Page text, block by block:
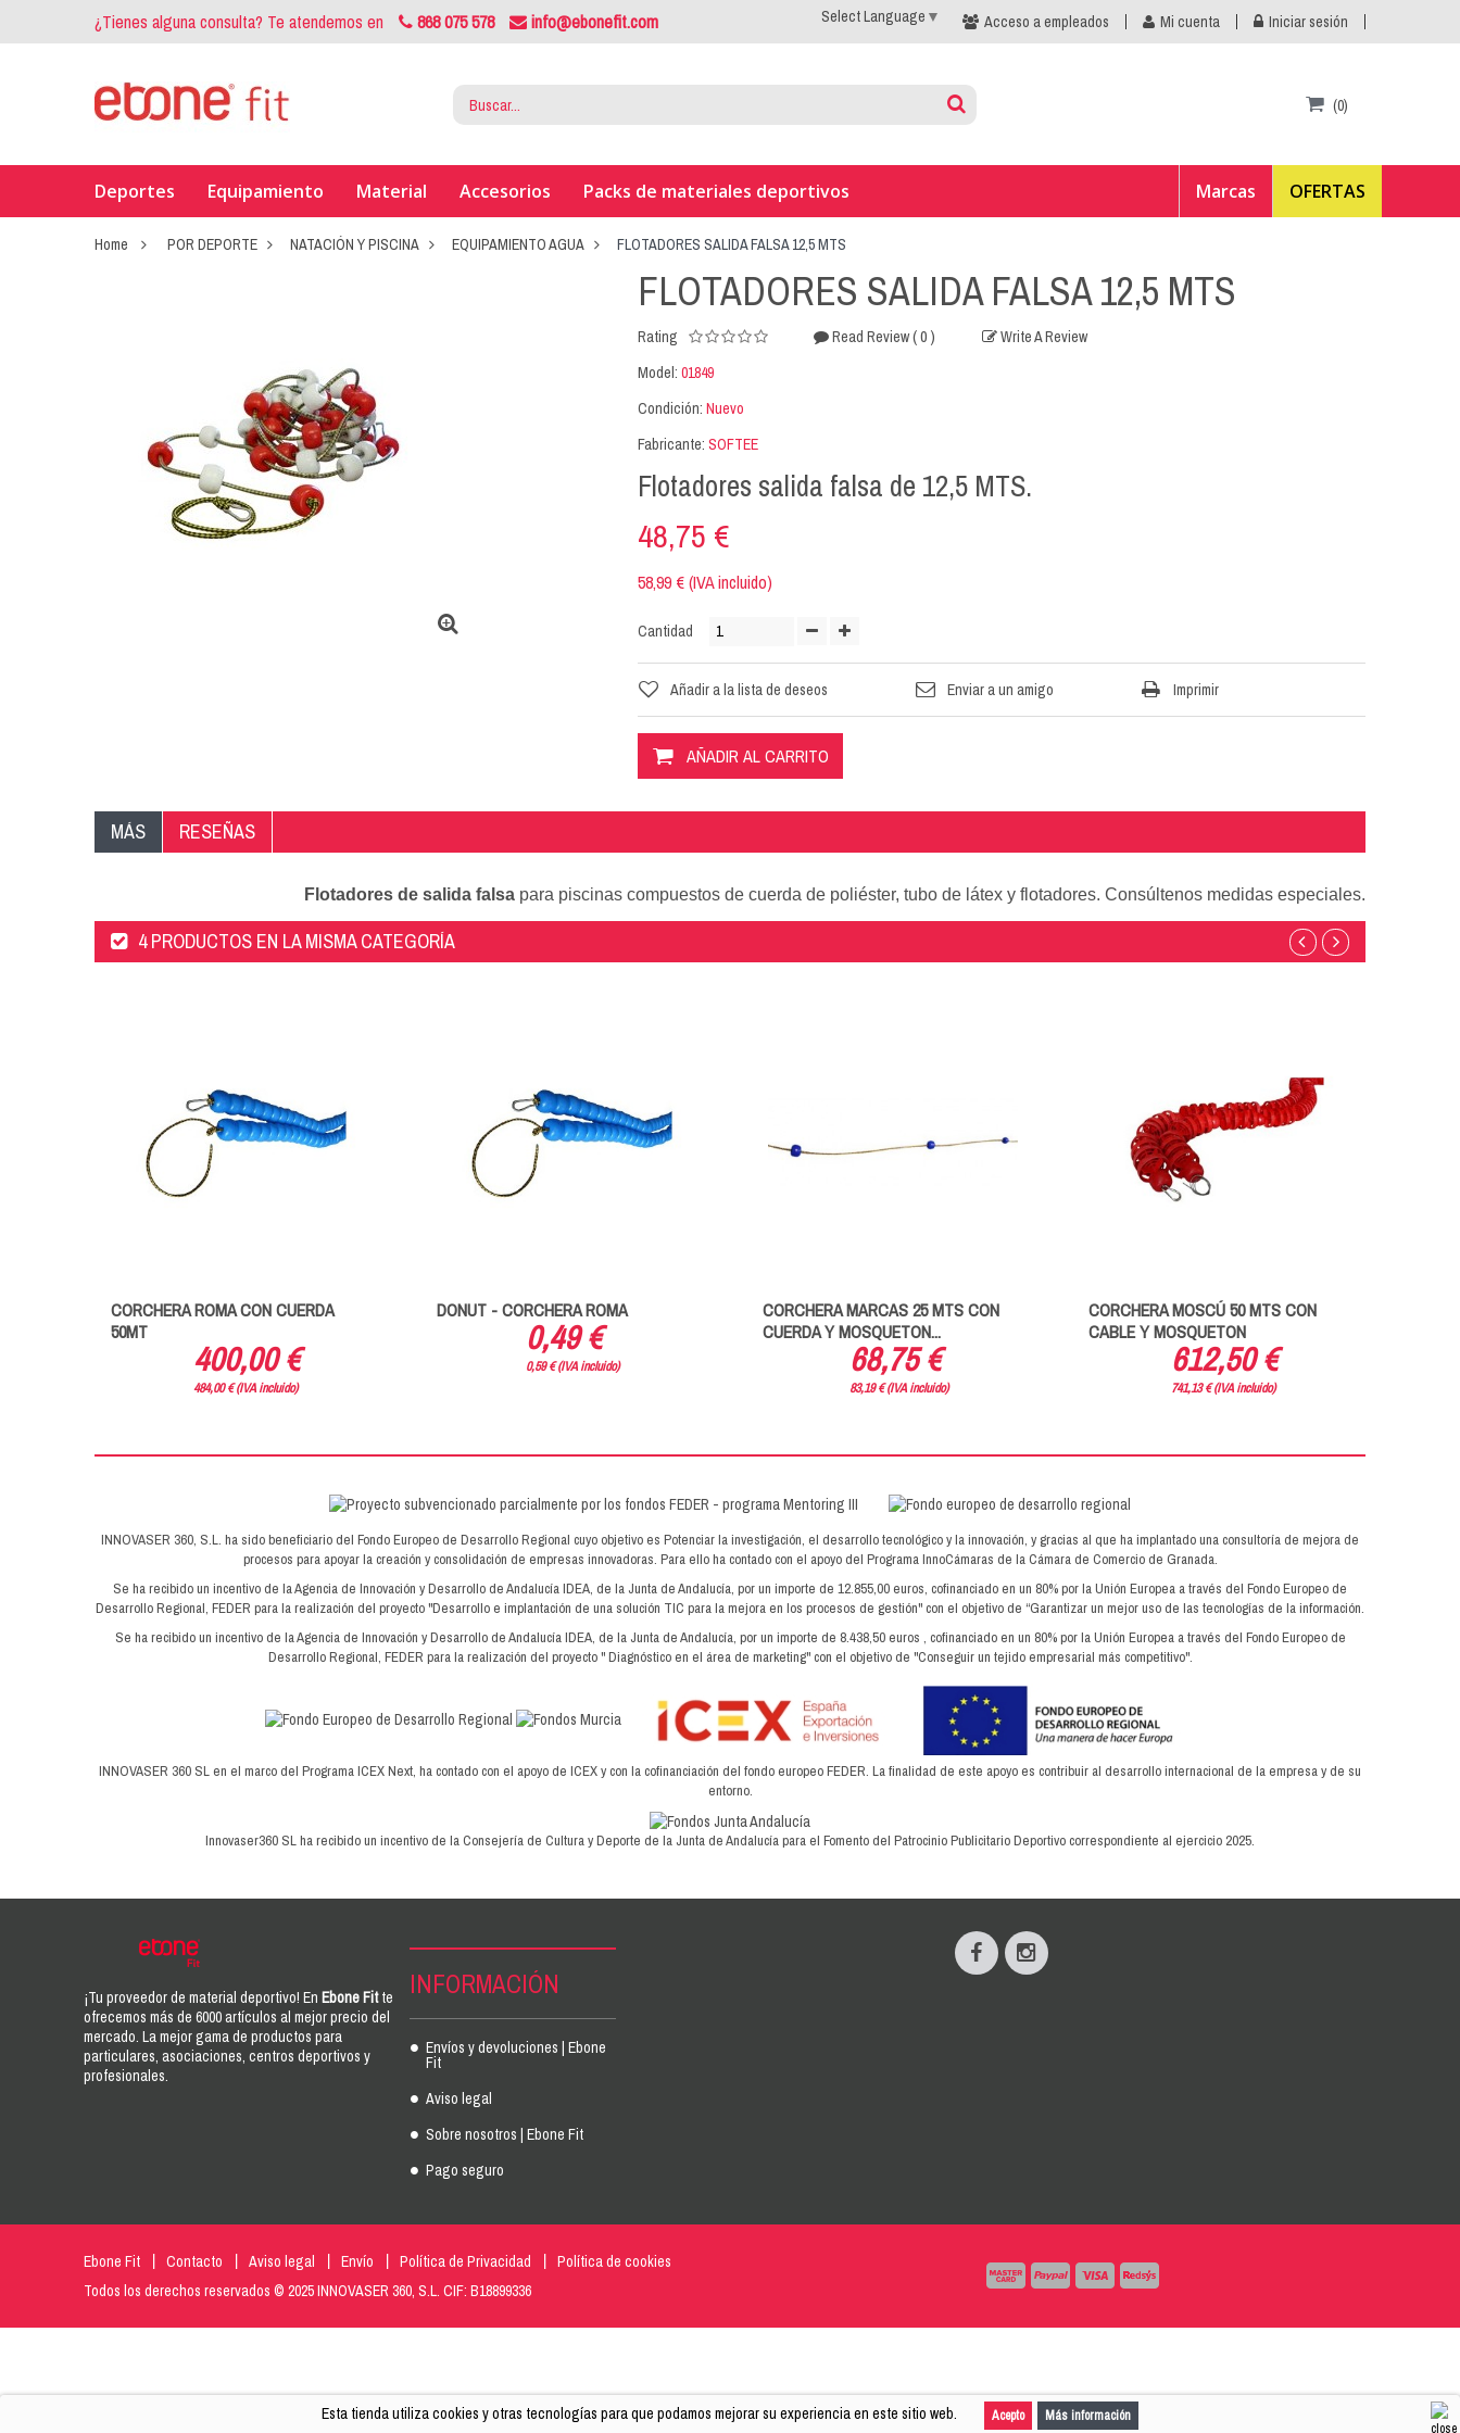
¿Tienes alguna consulta? Te atendemos en 868 075 578 info@ebonefit.com Acceso a empleados Mi cuenta Iniciar sesión
Select Language ▼
(0)
Esta tienda utiliza cookies y otras tecnologías para que podamos mejorar su experiencia en este sitio web. Acepto Más información
Deportes Equipamiento Material Accesorios Packs de materiales deportivos OFERTAS
Marcas
Home POR DEPORTE NATACIÓN Y PISCINA EQUIPAMIENTO AGUA FLOTADORES SALIDA FALSA 12,5 MTS
FLOTADORES SALIDA FALSA 12,5 MTS
Rating Read Review( 0 )
Write A Review
Model: 01849
Condición: Nuevo
Fabricante: SOFTEE
Flotadores salida falsa de 12,5 MTS.
48,75 €
58,99 € (IVA incluido)
Cantidad
Añadir a la lista de deseos Enviar a un amigo Imprimir
AÑADIR AL CARRITO
MÁS RESEÑAS
Flotadores de salida falsa para piscinas compuestos de cuerda de poliéster, tubo de látex y flotadores. Consúltenos medidas especiales.
4 PRODUCTOS EN LA MISMA CATEGORÍA
CORCHERA ROMA CON CUERDA
50MT
400,00 €
484,00 € (IVA incluido)
DONUT - CORCHERA ROMA
0,49 €
0,59 € (IVA incluido)
CORCHERA MARCAS 25 MTS CON
CUERDA Y MOSQUETON...
68,75 €
83,19 € (IVA incluido)
CORCHERA MOSCÚ 50 MTS CON
CABLE Y MOSQUETON
612,50 €
741,13 € (IVA incluido)
INNOVASER 360, S.L. ha sido beneficiario del Fondo Europeo de Desarrollo Regional cuyo objetivo es Potenciar la investigación, el desarrollo tecnológico y la innovación, y gracias al que ha implantado una consultoría de mejora de
procesos para apoyar la creación y consolidación de empresas innovadoras. Para ello ha contado con el apoyo del Programa InnoCámaras de la Cámara de Comercio de Granada.
Se ha recibido un incentivo de la Agencia de Innovación y Desarrollo de Andalucía IDEA, de la Junta de Andalucía, por un importe de 12.855,00 euros, cofinanciado en un 80% por la Unión Europea a través del Fondo Europeo de
Desarrollo Regional, FEDER para la realización del proyecto "Desarrollo e implantación de una solución TIC para la mejora en los procesos de gestión" con el objetivo de “Garantizar un mejor uso de las tecnologías de la información.
Se ha recibido un incentivo de la Agencia de Innovación y Desarrollo de Andalucía IDEA, de la Junta de Andalucía, por un importe de 8.438,50 euros , cofinanciado en un 80% por la Unión Europea a través del Fondo Europeo de
Desarrollo Regional, FEDER para la realización del proyecto " Diagnóstico en el área de marketing" con el objetivo de "Conseguir un tejido empresarial más competitivo".
INNOVASER 360 SL en el marco del Programa ICEX Next, ha contado con el apoyo de ICEX y con la cofinanciación del fondo europeo FEDER. La finalidad de este apoyo es contribuir al desarrollo internacional de la empresa y de su
entorno.
Innovaser360 SL ha recibido un incentivo de la Consejería de Cultura y Deporte de la Junta de Andalucía para el Fomento del Patrocinio Publicitario Deportivo correspondiente al ejercicio 2025.
¡Tu proveedor de material deportivo! En Ebone Fitte
ofrecemos más de 6000 artículos al mejor precio del
mercado. La mejor gama de productos para
particulares, asociaciones, centros deportivos y
profesionales.
INFORMACIÓN
Envíos y devoluciones | Ebone
Fit
Aviso legal
Sobre nosotros | Ebone Fit
Pago seguro
Ebone Fit Contacto Aviso legal Envío Política de Privacidad
Política de cookies
Todos los derechos reservados © 2025 INNOVASER 360, S.L. CIF: B18899336